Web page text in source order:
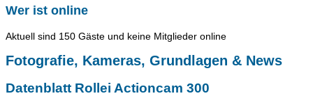
Wer ist online
Aktuell sind 150 Gäste und keine Mitglieder online
Fotografie, Kameras, Grundlagen & News
Datenblatt Rollei Actioncam 300